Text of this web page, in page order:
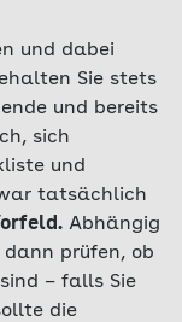
und dabei
Sie stets
und bereits
sich
und
tatsächlich
Abhängig
dann prüfen, ob
– falls Sie
die